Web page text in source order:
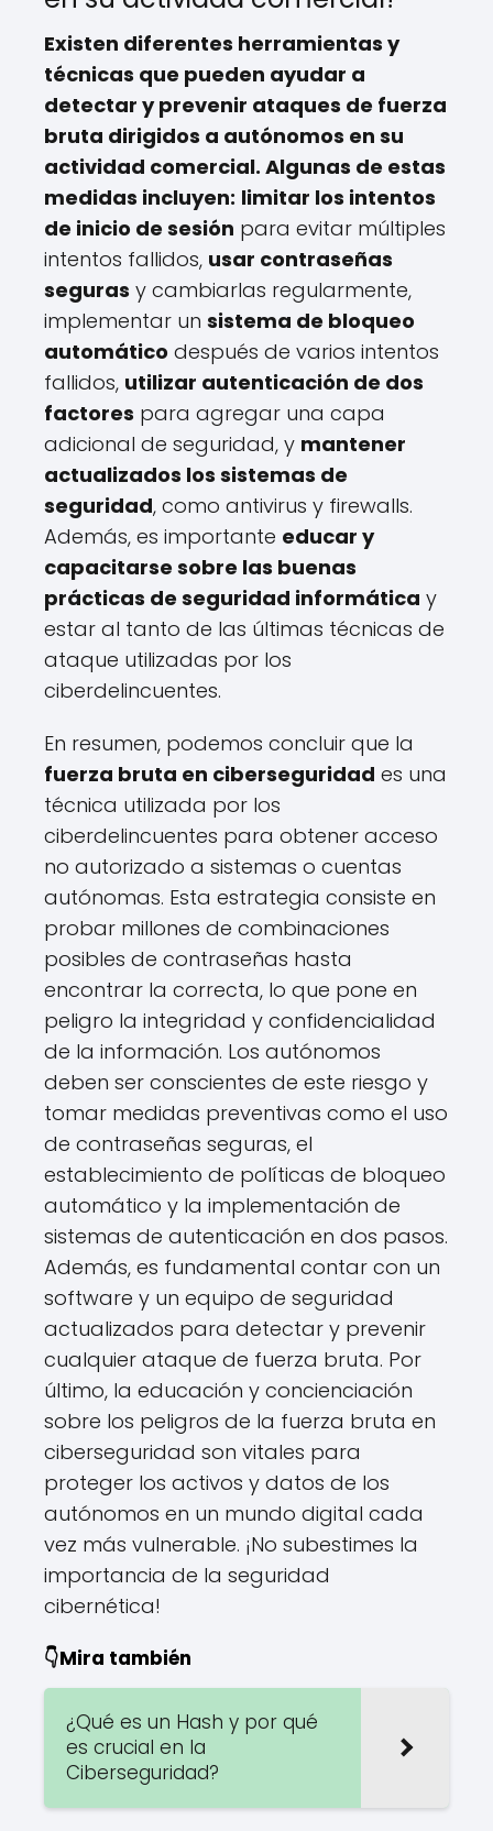
Existen diferentes herramientas y
técnicas que pueden ayudar a
detectar y prevenir ataques de fuerza
bruta dirigidos a autónomos en su
actividad comercial. Algunas de estas
medidas incluyen: limitar los intentos
de inicio de sesión para evitar múltiples
intentos fallidos, usar contraseñas
seguras y cambiarlas regularmente,
implementar un sistema de bloqueo
automático después de varios intentos
fallidos, utilizar autenticación de dos
factores para agregar una capa
adicional de seguridad, y mantener
actualizados los sistemas de
seguridad, como antivirus y firewalls.
Además, es importante educar y
capacitarse sobre las buenas
prácticas de seguridad informática y
estar al tanto de las últimas técnicas de
ataque utilizadas por los
ciberdelincuentes.
En resumen, podemos concluir que la
fuerza bruta en ciberseguridad es una
técnica utilizada por los
ciberdelincuentes para obtener acceso
no autorizado a sistemas o cuentas
autónomas. Esta estrategia consiste en
probar millones de combinaciones
posibles de contraseñas hasta
encontrar la correcta, lo que pone en
peligro la integridad y confidencialidad
de la información. Los autónomos
deben ser conscientes de este riesgo y
tomar medidas preventivas como el uso
de contraseñas seguras, el
establecimiento de políticas de bloqueo
automático y la implementación de
sistemas de autenticación en dos pasos.
Además, es fundamental contar con un
software y un equipo de seguridad
actualizados para detectar y prevenir
cualquier ataque de fuerza bruta. Por
último, la educación y concienciación
sobre los peligros de la fuerza bruta en
ciberseguridad son vitales para
proteger los activos y datos de los
autónomos en un mundo digital cada
vez más vulnerable. ¡No subestimes la
importancia de la seguridad
cibernética!
👇Mira también
¿Qué es un Hash y por qué
es crucial en la
Ciberseguridad?